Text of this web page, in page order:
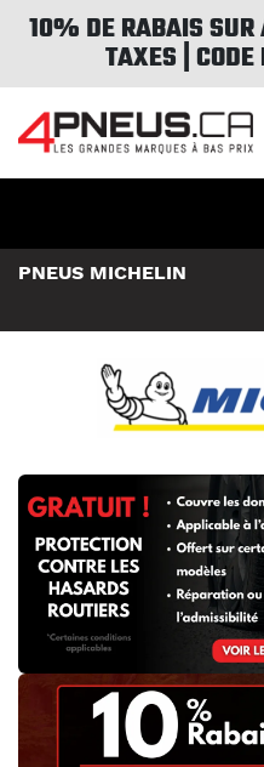
10% DE RABAIS
TAXES |
PNEUS MICHELIN